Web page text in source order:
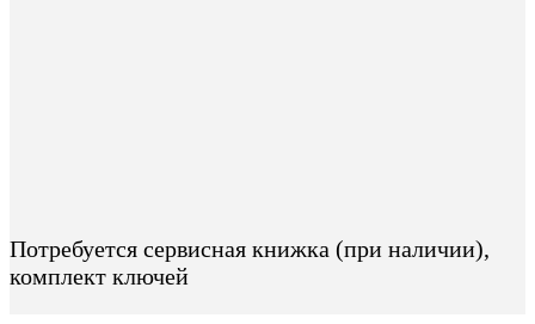
Потребуется сервисная книжка (при наличии),
комплект ключей